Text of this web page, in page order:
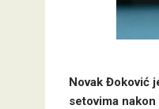
Novak Đoković
setovima